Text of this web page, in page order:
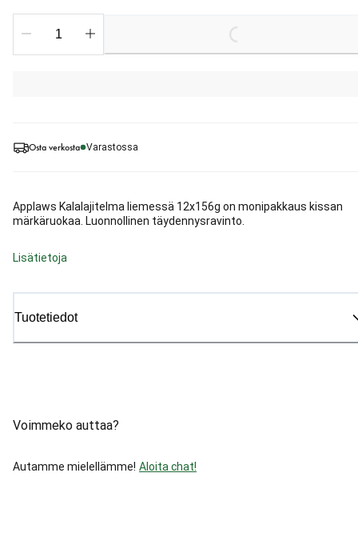
Osta verkosta Varastossa
Applaws Kalalajitelma liemessä 12x156g on monipakkaus kissan
märkäruokaa. Luonnollinen täydennysravinto.
Lisätietoja
Tuotetiedot
Voimmeko auttaa?
Autamme mielellämme! Aloita chat!
Loading...